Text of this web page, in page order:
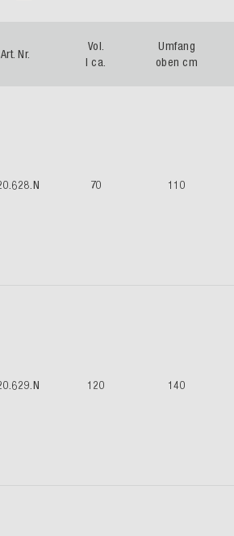
Art. Nr.
Vol.
l ca.
Umfang
oben cm
70 110
120 140